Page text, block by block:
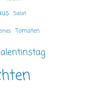
Salat
Tomaten